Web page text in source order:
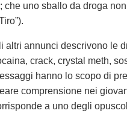
che uno sballo da droga
altri annunci descrivono le
crack, crystal meth,
hanno lo scopo di
comprensione nei
a uno degli